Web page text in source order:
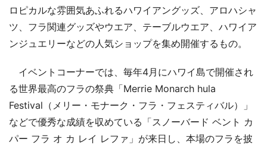
ロピカルな雰囲気あふれるハワイアングッズ、アロハシャ
ツ、フラ関連グッズやウエア、テーブルウエア、ハワイア
ンジュエリーなどの人気ショップを集め開催するもの。
イベントコーナーでは、毎年4月にハワイ島で開催され
る世界最高のフラの祭典「Merrie Monarch hula
Festival（メリー・モナーク・フラ・フェスティバル）」
などで優秀な成績を収めている「スノーバード ベント カ
パー フラ オ カ レイ レファ」が来日し、本場のフラを披